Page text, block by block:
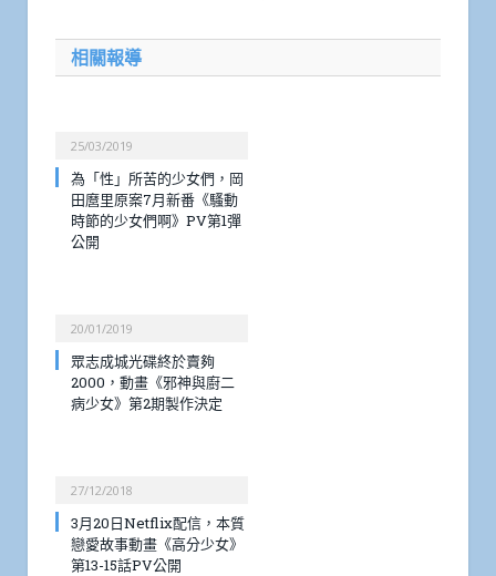
相關報導
25/03/2019
為「性」所苦的少女們，岡
田麿里原案7月新番《騷動
時節的少女們啊》PV第1彈
公開
20/01/2019
眾志成城光碟終於賣夠
2000，動畫《邪神與廚二
病少女》第2期製作決定
27/12/2018
3月20日Netflix配信，本質
戀愛故事動畫《高分少女》
第13-15話PV公開